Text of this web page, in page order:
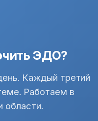
ЭДО?
Каждый третий
Работаем в
области.